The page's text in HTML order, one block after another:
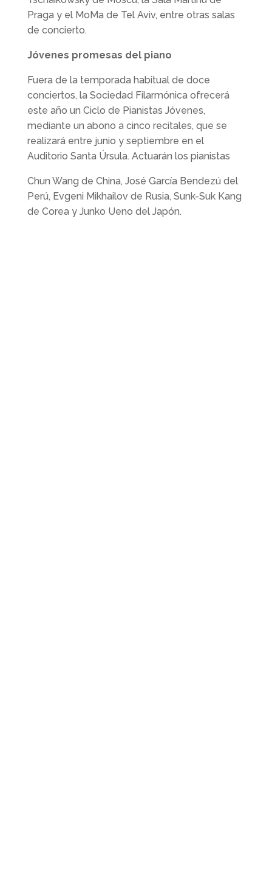
Praga y el MoMa de Tel Aviv, entre otras salas
de concierto.
Jóvenes promesas del piano
Fuera de la temporada habitual de doce
conciertos, la Sociedad Filarmónica ofrecerá
este año un Ciclo de Pianistas Jóvenes,
mediante un abono a cinco recitales, que se
realizará entre junio y septiembre en el
Auditorio Santa Úrsula. Actuarán los pianistas
Chun Wang de China, José García Bendezú del
Perú, Evgeni Mikhailov de Rusia, Sunk-Suk Kang
de Corea y Junko Ueno del Japón.